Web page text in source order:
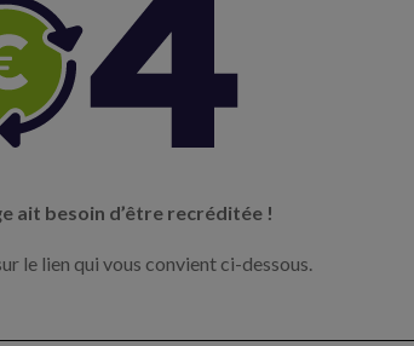
ait besoin d’être recréditée !
le lien qui vous convient ci-dessous.